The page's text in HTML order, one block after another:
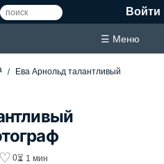
Войти
☰ Меню
Ева Арнольд талантливый
♡ 0⏳ 1 мин